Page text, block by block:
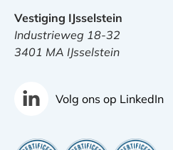
Vestiging IJsselstein
Industrieweg 18-32
3401 MA IJsselstein
Volg ons op LinkedIn